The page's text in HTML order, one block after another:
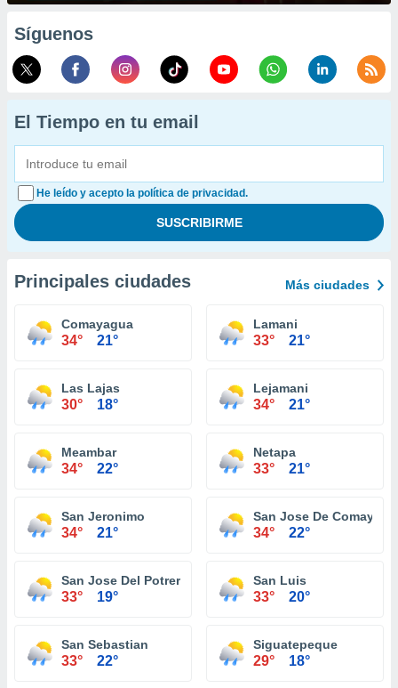
Síguenos
El Tiempo en tu email
He leído y acepto la política de privacidad.
Principales ciudades Más ciudades
Comayagua
34° 21°
Lamani
33° 21°
Las Lajas
30° 18°
Lejamani
34° 21°
Meambar
34° 22°
Netapa
33° 21°
San Jeronimo
34° 21°
San Jose De
34° 22°
San Jose Del Potrero
33° 19°
San Luis
33° 20°
San Sebastian
33° 22°
Siguatepeque
29° 18°